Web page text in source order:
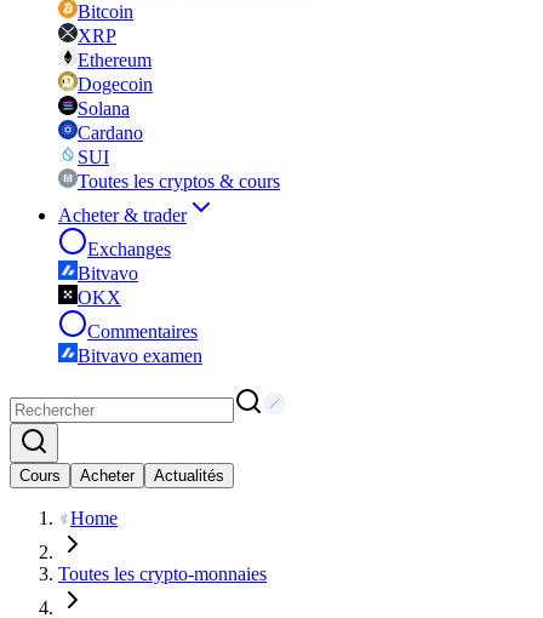
Bitcoin
XRP
Ethereum
Dogecoin
Solana
Cardano
SUI
Toutes les cryptos & cours
Acheter & trader
Exchanges
Bitvavo
OKX
Commentaires
Bitvavo examen
Cours Acheter Actualités
Home
Toutes les crypto-monnaies